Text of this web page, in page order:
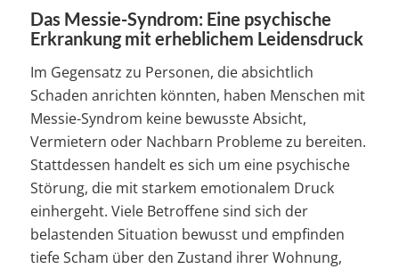
Das Messie-Syndrom: Eine psychische
Erkrankung mit erheblichem Leidensdruck
Im Gegensatz zu Personen, die absichtlich
Schaden anrichten könnten, haben Menschen mit
Messie-Syndrom keine bewusste Absicht,
Vermietern oder Nachbarn Probleme zu bereiten.
Stattdessen handelt es sich um eine psychische
Störung, die mit starkem emotionalem Druck
einhergeht. Viele Betroffene sind sich der
belastenden Situation bewusst und empfinden
tiefe Scham über den Zustand ihrer Wohnung,